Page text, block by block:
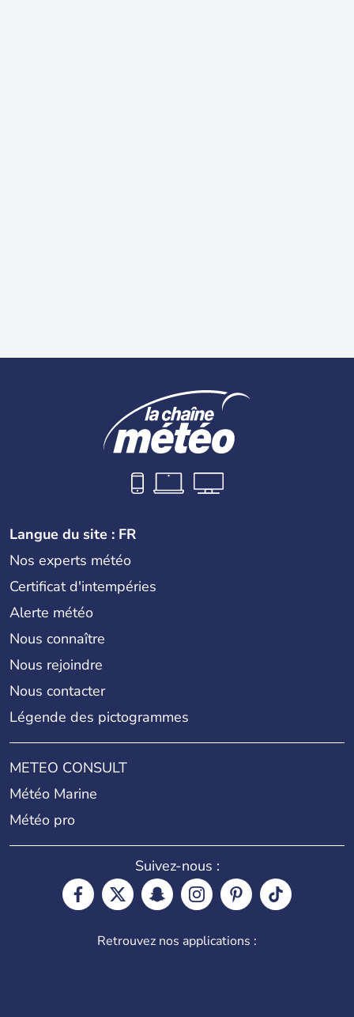
Langue du site : FR
Nos experts météo
Certificat d'intempéries
Alerte météo
Nous connaître
Nous rejoindre
Nous contacter
Légende des pictogrammes
METEO CONSULT
Météo Marine
Météo pro
Suivez-nous :
Retrouvez nos applications :